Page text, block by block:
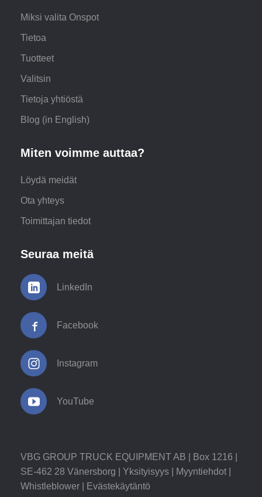
Miksi valita Onspot
Tietoa
Tuotteet
Valitsin
Tietoja yhtiöstä
Blog (in English)
Miten voimme auttaa?
Löydä meidät
Ota yhteys
Toimittajan tiedot
Seuraa meitä
LinkedIn
Facebook
Instagram
YouTube
VBG GROUP TRUCK EQUIPMENT AB | Box 1216 |
SE-462 28 Vänersborg | Yksityisyys Myyntiehdot
Whistleblower
Evästekäytäntö